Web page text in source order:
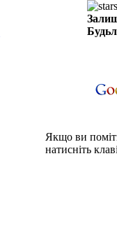
Якщо ви
натисніть